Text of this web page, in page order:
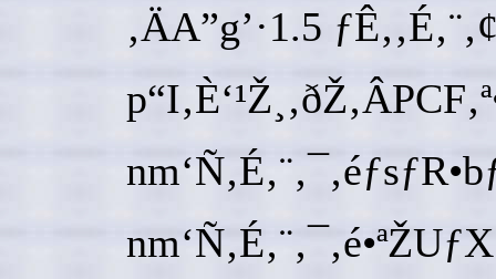
‚ÄA”g’·1.5